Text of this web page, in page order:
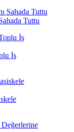
Tuttu
İş